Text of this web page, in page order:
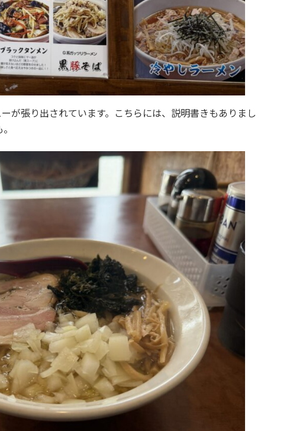
が張り出されています。こちらには、説明書きもありまし